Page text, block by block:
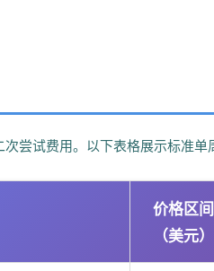
尝试费用。以下表格展示标准单
价格区间
（美元）